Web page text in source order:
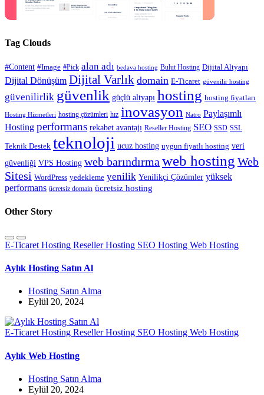
Tag Clouds
#Content #Image #Pick alan adı bedava hosting Bulut Hosting Dijital Altyapı
Dijital Dönüşüm Dijital Varlık domain E-Ticaret güvenilir hosting
güvenilirlik güvenlik güçlü altyapı hosting hosting fiyatları
Hosting Hizmetleri hosting çözümleri hız inovasyon Natro Paylaşımlı
Hosting performans rekabet avantajı Reseller Hosting SEO SSD SSL
Teknik Destek teknoloji ucuz hosting uygun fiyatlı hosting veri
güvenliği VPS Hosting web barındırma web hosting Web
Sitesi WordPress yedekleme yenilik Yenilikçi Çözümler yüksek
performans ücretsiz domain ücretsiz hosting
Other Story
E-Ticaret Hosting Reseller Hosting SEO Hosting Web Hosting
Aylık Hosting Satın Al
Hosting Satın Alma
Eylül 20, 2024
E-Ticaret Hosting Reseller Hosting SEO Hosting Web Hosting
Aylık Web Hosting
Hosting Satın Alma
Eylül 20, 2024